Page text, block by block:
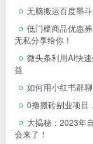
无脑搬运百度墨
低门槛商品优惠
无私分享给你！
微头条利用AI快
益
如何用小红书群
0撸搬砖副业项目
大揭秘：2023年
会来了！